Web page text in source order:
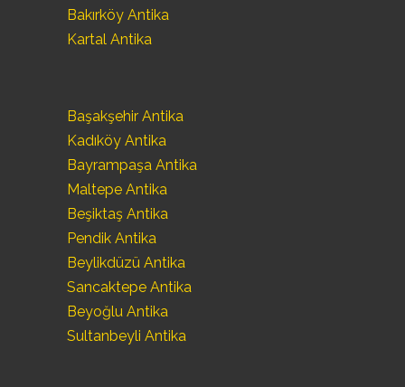
Bakırköy Antika
Kartal Antika
Başakşehir Antika
Kadıköy Antika
Bayrampaşa Antika
Maltepe Antika
Beşiktaş Antika
Pendik Antika
Beylikdüzü Antika
Sancaktepe Antika
Beyoğlu Antika
Sultanbeyli Antika